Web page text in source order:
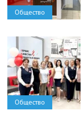
Общество
Общество